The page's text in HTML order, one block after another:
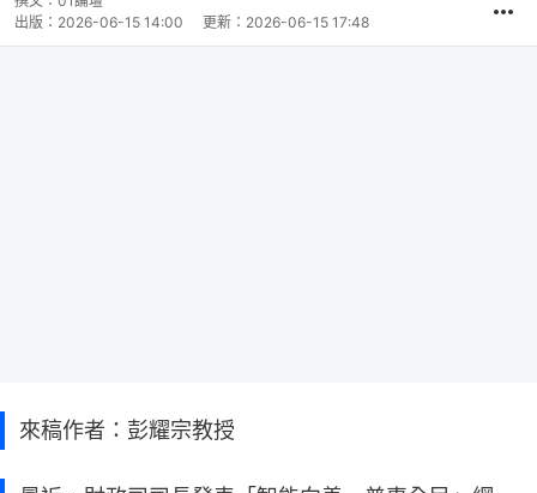
出版： 2026-06-15 14:00 更新： 2026-06-15 17:48
來稿作者：彭耀宗教授